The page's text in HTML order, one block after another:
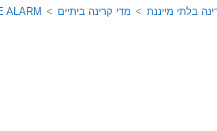
בלתי מייננת > מדי קרינה ביתיים >
ALARM